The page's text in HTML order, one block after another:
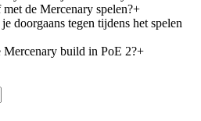
de Mercenary spelen?+
doorgaans tegen tijdens het spelen
Mercenary build in PoE 2?+